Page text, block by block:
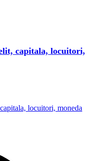
capitala, locuitori,